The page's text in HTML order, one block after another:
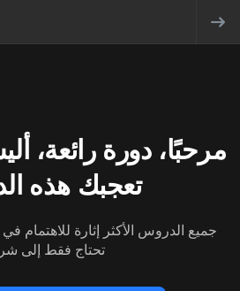
مرحبًا، دورة رائعة،
تعجبك هذه
جميع الدروس الأكثر إثارة للاهتمام
تحتاج فقط إلى